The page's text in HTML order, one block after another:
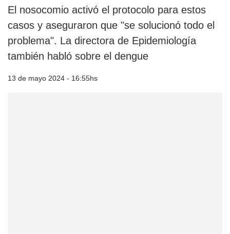
El nosocomio activó el protocolo para estos
casos y aseguraron que "se solucionó todo el
problema". La directora de Epidemiología
también habló sobre el dengue
13 de mayo 2024 - 16:55hs